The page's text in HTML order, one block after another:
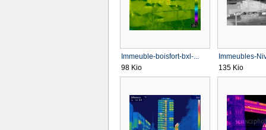
Immeuble-boisfort-bxl-...
98 Kio
Immeubles-
135 Kio